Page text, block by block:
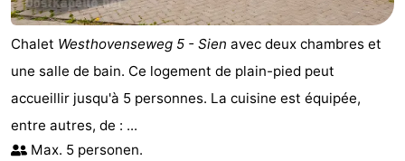
Chalet Westhovenseweg 5 - Sien avec deux chambres et
une salle de bain. Ce logement de plain-pied peut
accueillir jusqu'à 5 personnes. La cuisine est équipée,
entre autres, de : ...
Max. 5 personen.